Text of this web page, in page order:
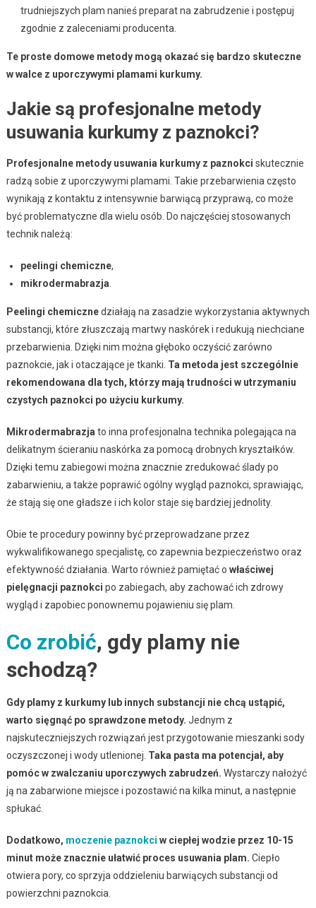
trudniejszych plam nanieś preparat na zabrudzenie i postępuj
zgodnie z zaleceniami producenta.
Te proste domowe metody mogą okazać się bardzo skuteczne
w walce z uporczywymi plamami kurkumy.
Jakie są profesjonalne metody
usuwania kurkumy z paznokci?
Profesjonalne metody usuwania kurkumy z paznokci skutecznie
radzą sobie z uporczywymi plamami. Takie przebarwienia często
wynikają z kontaktu z intensywnie barwiącą przyprawą, co może
być problematyczne dla wielu osób. Do najczęściej stosowanych
technik należą:
peelingi chemiczne,
mikrodermabrazja.
Peelingi chemicznedziałają na zasadzie wykorzystania aktywnych
substancji, które złuszczają martwy naskórek i redukują niechciane
przebarwienia. Dzięki nim można głęboko oczyścić zarówno
paznokcie, jak i otaczające je tkanki. Ta metoda jest szczególnie
rekomendowana dla tych, którzy mają trudności w utrzymaniu
czystych paznokci po użyciu kurkumy.
Mikrodermabrazjato inna profesjonalna technika polegająca na
delikatnym ścieraniu naskórka za pomocą drobnych kryształków.
Dzięki temu zabiegowi można znacznie zredukować ślady po
zabarwieniu, a także poprawić ogólny wygląd paznokci, sprawiając,
że stają się one gładsze i ich kolor staje się bardziej jednolity.
Obie te procedury powinny być przeprowadzane przez
wykwalifikowanego specjalistę, co zapewnia bezpieczeństwo oraz
efektywność działania. Warto również pamiętać o właściwej
pielęgnacji paznokci po zabiegach, aby zachować ich zdrowy
wygląd i zapobiec ponownemu pojawieniu się plam.
Co zrobić, gdy plamy nie
schodzą?
Gdy plamy z kurkumy lub innych substancji nie chcą ustąpić,
warto sięgnąć po sprawdzone metody. Jednym z
najskuteczniejszych rozwiązań jest przygotowanie mieszanki sody
oczyszczonej i wody utlenionej. Taka pasta ma potencjał, aby
pomóc w zwalczaniu uporczywych zabrudzeń. Wystarczy nałożyć
ją na zabarwione miejsce i pozostawić na kilka minut, a następnie
spłukać.
Dodatkowo, moczenie paznokci w ciepłej wodzie przez 10-15
minut może znacznie ułatwić proces usuwania plam. Ciepło
otwiera pory, co sprzyja oddzieleniu barwiących substancji od
powierzchni paznokcia.